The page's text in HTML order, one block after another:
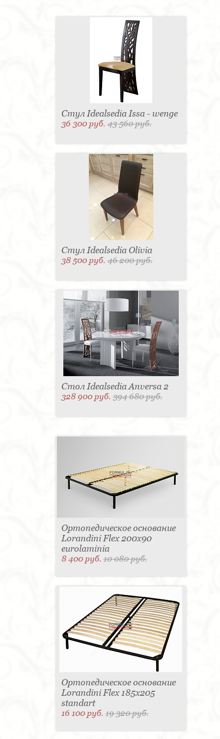
Стул Idealsedia Issa - wenge
36 300 руб.43 560 руб.
Стул Idealsedia Olivia
38 500 руб.46 200 руб.
Стол Idealsedia Anversa 2
328 900 руб.394 680 руб.
Ортопедическое основание
Lorandini Flex 200x90
eurolaminia
8 400 руб.10 080 руб.
Ортопедическое основание
Lorandini Flex 185x205
standart
16 100 руб.19 320 руб.